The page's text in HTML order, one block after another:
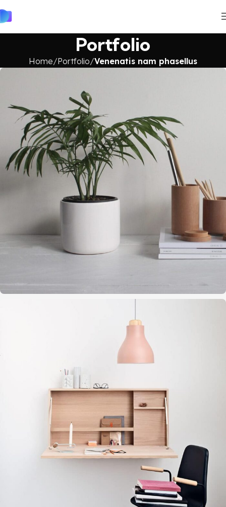
Portfolio
Home Portfolio Venenatis nam phasellus